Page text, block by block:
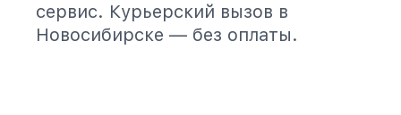
сервис. Курьерский вызов в
Новосибирске — без оплаты.